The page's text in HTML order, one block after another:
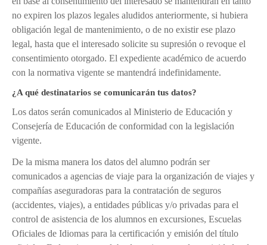
no expiren los plazos legales aludidos anteriormente, si hubiera
obligación legal de mantenimiento, o de no existir ese plazo
legal, hasta que el interesado solicite su supresión o revoque el
consentimiento otorgado. El expediente académico de acuerdo
con la normativa vigente se mantendrá indefinidamente.
¿A qué destinatarios se comunicarán tus datos?
Los datos serán comunicados al Ministerio de Educación y
Consejería de Educación de conformidad con la legislación
vigente.
De la misma manera los datos del alumno podrán ser
comunicados a agencias de viaje para la organización de viajes y
compañías aseguradoras para la contratación de seguros
(accidentes, viajes), a entidades públicas y/o privadas para el
control de asistencia de los alumnos en excursiones, Escuelas
Oficiales de Idiomas para la certificación y emisión del título